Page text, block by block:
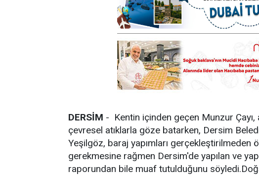
DERSİM - Kentin içinden geçen Munzur
çevresel atıklarla göze batarken, Dersim
Yeşilgöz, baraj yapımları gerçekleştirilmeden
gerekmesine rağmen Dersim'de yapılan ve
raporundan bile muaf tutulduğunu